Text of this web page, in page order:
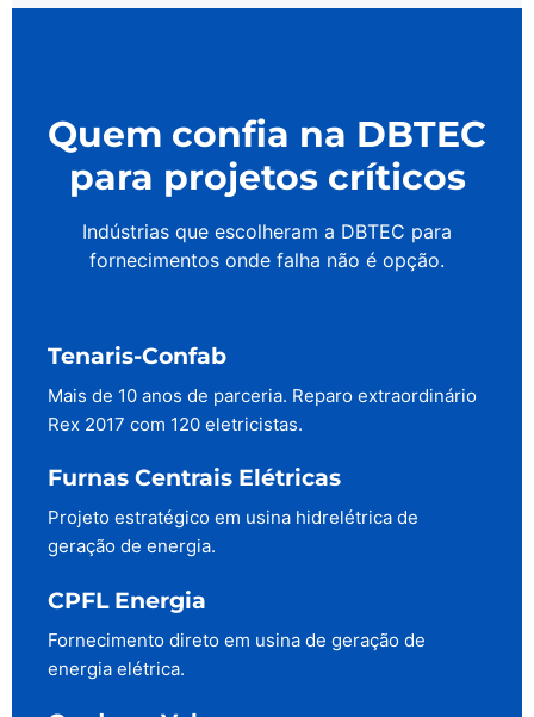
Quem confia na DBTEC
para projetos críticos
Indústrias que escolheram a DBTEC para
fornecimentos onde falha não é opção.
Tenaris-Confab
Mais de 10 anos de parceria. Reparo extraordinário
Rex 2017 com 120 eletricistas.
Furnas Centrais Elétricas
Projeto estratégico em usina hidrelétrica de
geração de energia.
CPFL Energia
Fornecimento direto em usina de geração de
energia elétrica.